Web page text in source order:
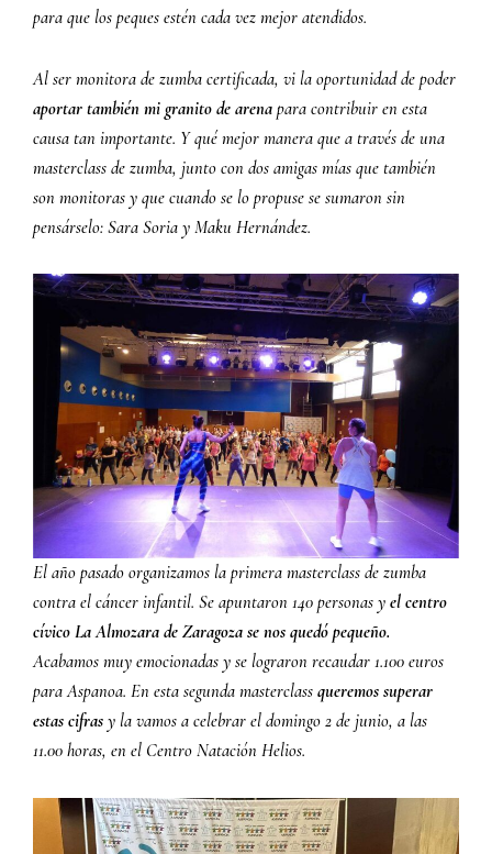
para que los peques estén cada vez mejor atendidos.
Al ser monitora de zumba certificada, vi la oportunidad de poder
aportar también mi granito de arena para contribuir en esta
causa tan importante. Y qué mejor manera que a través de una
masterclass de zumba, junto con dos amigas mías que también
son monitoras y que cuando se lo propuse se sumaron sin
pensárselo: Sara Soria y Maku Hernández.
El año pasado organizamos la primera masterclass de zumba
contra el cáncer infantil. Se apuntaron 140 personas y el centro
cívico La Almozara de Zaragoza se nos quedó pequeño.
Acabamos muy emocionadas y se lograron recaudar 1.100 euros
para Aspanoa. En esta segunda masterclass queremos superar
estas cifras y la vamos a celebrar el domingo 2 de junio, a las
11.00 horas, en el Centro Natación Helios.